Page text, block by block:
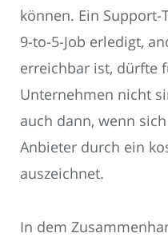
können. Ein Support-
9-to-5-Job erledigt,
erreichbar ist, dürfte
Unternehmen nicht
auch dann, wenn
Anbieter durch ein
auszeichnet.
In dem